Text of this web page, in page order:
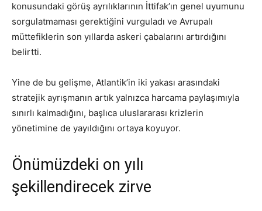
konusundaki görüş ayrılıklarının İttifak’ın genel uyumunu
sorgulatmaması gerektiğini vurguladı ve Avrupalı
müttefiklerin son yıllarda askeri çabalarını artırdığını
belirtti.
Yine de bu gelişme, Atlantik’in iki yakası arasındaki
stratejik ayrışmanın artık yalnızca harcama paylaşımıyla
sınırlı kalmadığını, başlıca uluslararası krizlerin
yönetimine de yayıldığını ortaya koyuyor.
Önümüzdeki on yılı
şekillendirecek zirve